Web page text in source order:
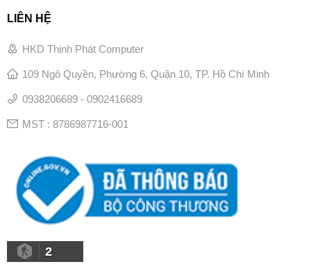
LIÊN HỆ
HKD Thịnh Phát Computer
109 Ngô Quyền, Phường 6, Quận 10, TP. Hồ Chí Minh
0938206689 - 0902416689
MST : 8786987716-001
2